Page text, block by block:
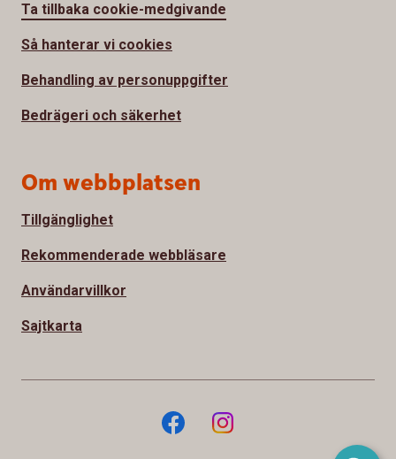
Ta tillbaka cookie-medgivande
Så hanterar vi cookies
Behandling av personuppgifter
Bedrägeri och säkerhet
Om webbplatsen
Tillgänglighet
Rekommenderade webbläsare
Användarvillkor
Sajtkarta